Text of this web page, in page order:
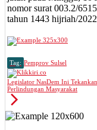
nomor surat 003.2/
tahun 1443 hijriah/
Tag: Pemprov Sulsel
Legislator NasDem Ini
Perlindungan Masyarakat